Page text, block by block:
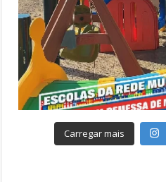
Carregar mais